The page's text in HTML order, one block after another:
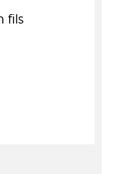
fils